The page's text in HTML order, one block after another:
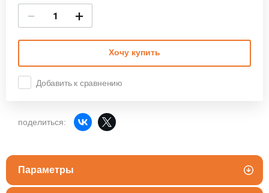
− +
Хочу купить
Добавить к сравнению
поделиться:
Параметры